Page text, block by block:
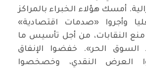
أمسك هؤلاء الخبراء بالمراكز
وأجروا «صدمات اقتصادية»
النقابات، من أجل تأسيس ما
الحر». خفضوا الإنفاق
العرض النقدي، وخصخصوا